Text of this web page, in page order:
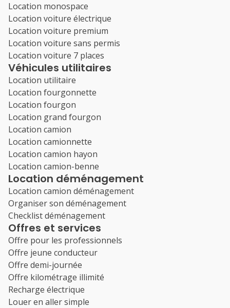
Location monospace
Location voiture électrique
Location voiture premium
Location voiture sans permis
Location voiture 7 places
Véhicules utilitaires
Location utilitaire
Location fourgonnette
Location fourgon
Location grand fourgon
Location camion
Location camionnette
Location camion hayon
Location camion-benne
Location déménagement
Location camion déménagement
Organiser son déménagement
Checklist déménagement
Offres et services
Offre pour les professionnels
Offre jeune conducteur
Offre demi-journée
Offre kilométrage illimité
Recharge électrique
Louer en aller simple